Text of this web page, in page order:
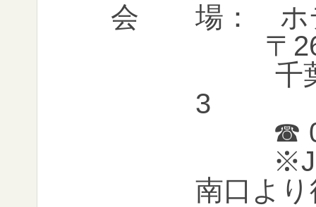
会 場： ホテ
〒
千葉
3
☎
※JR京
南口よ